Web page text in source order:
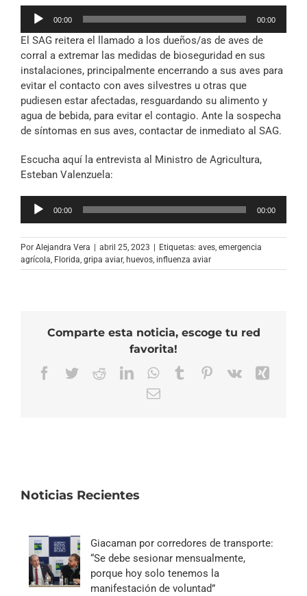
Reproductor
audio
00:00 00:00
El SAG reitera el llamado a los dueños/as de aves de
corral a extremar las medidas de bioseguridad en sus
instalaciones, principalmente encerrando a sus aves para
evitar el contacto con aves silvestres u otras que
pudiesen estar afectadas, resguardando su alimento y
agua de bebida, para evitar el contagio. Ante la sospecha
de síntomas en sus aves, contactar de inmediato al SAG.
Escucha aquí la entrevista al Ministro de Agricultura,
Esteban Valenzuela:
Reproductor
00:00 00:00
Por Alejandra Vera abril 25, 2023 Etiquetas: aves, emergencia
agrícola, Florida, gripa aviar, huevos, influenza aviar
Comparte esta noticia, escoge tu red
favorita!
Facebook
TwitterRedditLinkedInWhatsApp
TumblrPinterest
Vk
Correo
Noticias Recientes
Giacaman por corredores de transporte:
“Se debe sesionar mensualmente,
porque hoy solo tenemos la
manifestación de voluntad”